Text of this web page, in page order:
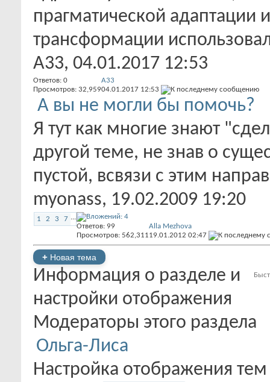
прагматической адаптации
трансформации
А33, 04.01.2017 12:53
Ответов: 0
Просмотров: 32,959
А33
04.01.2017 12:53
А вы не могли бы помочь?
Я тут как многие знают
другой теме, не знав о
пустой, всвязи с этим
myonass, 19.02.2009 19:20
1 2 3 ...
7
Ответов: 99
Просмотров: 562,311
Alla Mezhova
19.01.2012 02:47
+ Новая тема
Информация о разделе и
настройки отображения
Модераторы этого раздела
Ольга-Лиса
Настройка отображения тем